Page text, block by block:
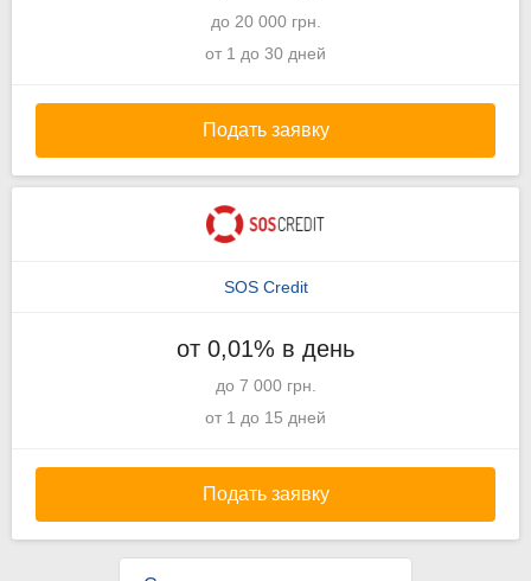
до 20 000 грн.
от 1 до 30 дней
Подать заявку
SOS Credit
от 0,01% в день
до 7 000 грн.
от 1 до 15 дней
Подать заявку